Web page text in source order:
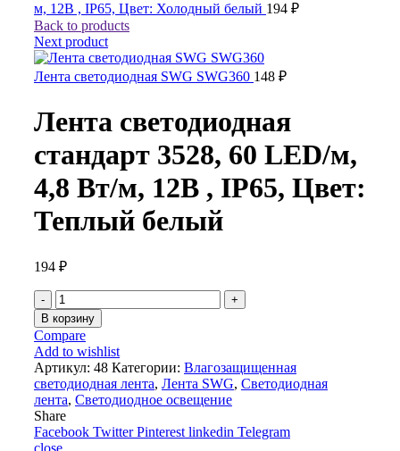
м, 12В , IP65, Цвет: Холодный белый 194 ₽
Back to products
Next product
Лента светодиодная SWG SWG360 148 ₽
Лента светодиодная
стандарт 3528, 60 LED/м,
4,8 Вт/м, 12В , IP65, Цвет:
Теплый белый
194 ₽
Количество
товара
Лента
светодиодная
стандарт
3528,
60
LED/
м,
4,8
В корзину
Compare
Add to wishlist
Артикул: 48 Категории: Влагозащищенная
светодиодная лента, Лента SWG, Светодиодная
лента, Светодиодное освещение
Share
Facebook Twitter Pinterest linkedin Telegram